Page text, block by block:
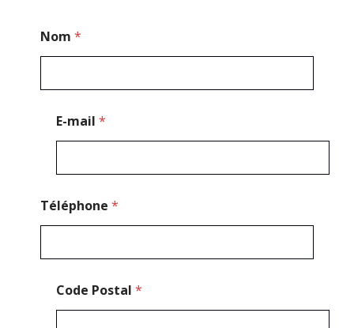
*
T
Nom *
E-mail *
Téléphone *
Code Postal *